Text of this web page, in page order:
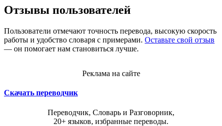
Отзывы пользователей
Пользователи отмечают точность перевода, высокую скорость
работы и удобство словаря с примерами. Оставьте свой отзыв
— он помогает нам становиться лучше.
Реклама на сайте
Скачать переводчик
Переводчик, Словарь и Разговорник,
20+ языков, избранные переводы.